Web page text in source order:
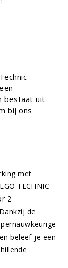
bestaat uit
bij ons
met
TECHNIC
2
de
beleef je een